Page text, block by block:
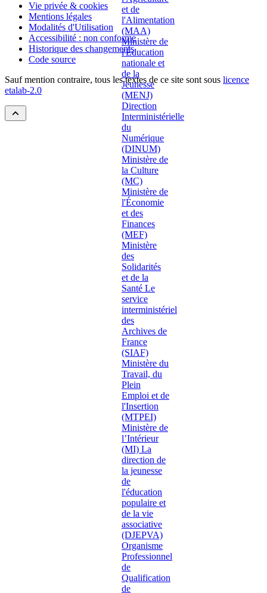
Vie privée & cookies
Mentions légales
Modalités d'Utilisation
Accessibilité : non conforme
Historique des changements
Code source
Sauf mention contraire, tous les textes de ce site sont sous licence
etalab-2.0